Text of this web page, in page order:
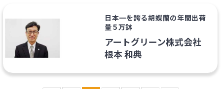
日本一を誇る胡蝶蘭の年間出荷
量５万鉢
アートグリーン株式会社
根本 和典